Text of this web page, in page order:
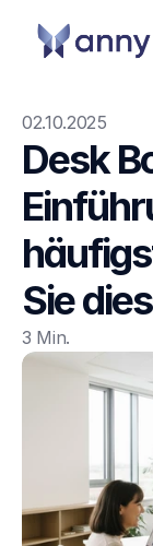
02.10.2025
Desk
Sie
3 Min.